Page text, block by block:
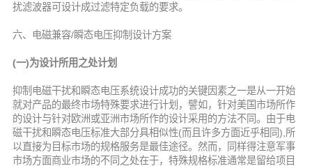
扰滤波器可设计成过滤特定负载的要求。
六、电磁兼容/瞬态电压抑制设计方案
(一)为设计所用之处计划
抑制电磁干扰和瞬态电压系统设计成功的关键因素之一是从一开始
就对产品的最终市场特殊要求进行计划，譬如，针对美国市场所作
的设计与针对欧洲或亚洲市场所作的设计采用的方法不同。由于电
磁干扰和瞬态电压标准大部分具相似性(而且许多方面近乎相同),所
以直接为目标市场的规格服务是最佳途径。然而，同样得注意军事
市场方面商业市场的不同之处在于，特殊规格标准通常是留给项目